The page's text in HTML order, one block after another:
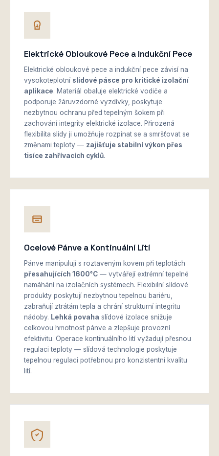
Elektrické Obloukové Pece a Indukční Pece
Elektrické obloukové pece a indukční pece závisí na
vysokoteplotní slídové pásce pro kritické izolační
aplikace. Materiál obaluje elektrické vodiče a
podporuje žáruvzdorné vyzdívky, poskytuje
nezbytnou ochranu před tepelným šokem při
zachování integrity elektrické izolace. Přirozená
flexibilita slídy ji umožňuje rozpínat se a smršťovat se
změnami teploty — zajišťuje stabilní výkon přes
tisíce zahřívacích cyklů.
Ocelové Pánve a Kontinuální Lití
Pánve manipulují s roztaveným kovem při teplotách
přesahujících 1600°C — vytvářejí extrémní tepelné
namáhání na izolačních systémech. Flexibilní slídové
produkty poskytují nezbytnou tepelnou bariéru,
zabraňují ztrátám tepla a chrání strukturní integritu
nádoby. Lehká povaha slídové izolace snižuje
celkovou hmotnost pánve a zlepšuje provozní
efektivitu. Operace kontinuálního lití vyžadují přesnou
regulaci teploty — slídová technologie poskytuje
tepelnou regulaci potřebnou pro konzistentní kvalitu
lití.